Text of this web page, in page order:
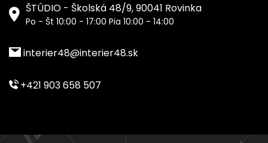
ŠTÚDIO - Školská 48/9, 90041 Rovinka
Po - Št 10:00 - 17:00 Pia 10:00 - 14:00
interier48@interier48.sk
+421 903 658 507